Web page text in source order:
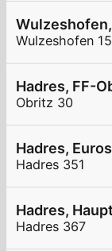
Wulzeshofen
Hadres, FF-
Obritz 30
Hadres,
Hadres 351
Hadres,
Hadres 367